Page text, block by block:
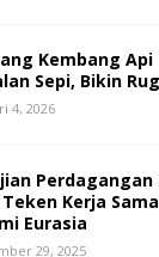
Kembang Api
Sepi, Bikin
4, 2026
Perdagangan
Kerja
Eurasia
29, 2025